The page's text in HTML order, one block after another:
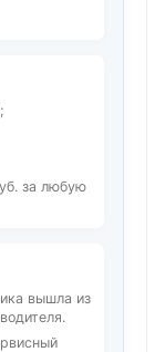
;
за любую
вышла из